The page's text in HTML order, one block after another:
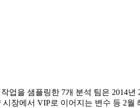
업을 샘플링한 7개 분석 팀은 2014년
장에서 VIP로 이어지는 변수 등 2월